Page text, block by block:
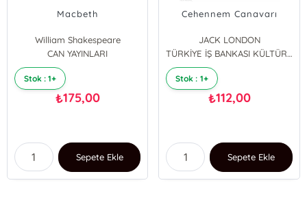
Macbeth
William Shakespeare
CAN YAYINLARI
Stok : 1+
₺175,00
Sepete Ekle
Cehennem Canavarı
JACK LONDON
TÜRKİYE İŞ BANKASI KÜLTÜR YAYINLARI
Stok : 1+
₺112,00
Sepete Ekle